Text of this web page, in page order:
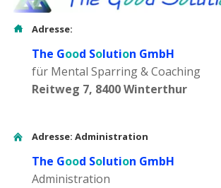
Adresse:
The Good Solution GmbH
für Mental Sparring & Coaching
Reitweg 7, 8400 Winterthur
Adresse: Administration
The Good Solution GmbH
Administration